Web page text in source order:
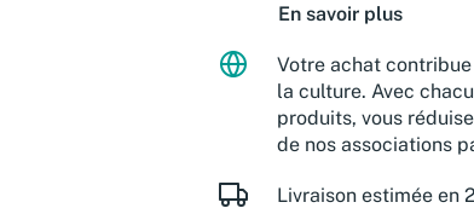
En savoir plus
Votre achat
la culture. Avec
produits, vous
de nos associations
Livraison estimée en